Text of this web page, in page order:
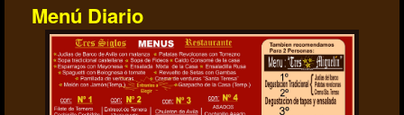
Menú Diario